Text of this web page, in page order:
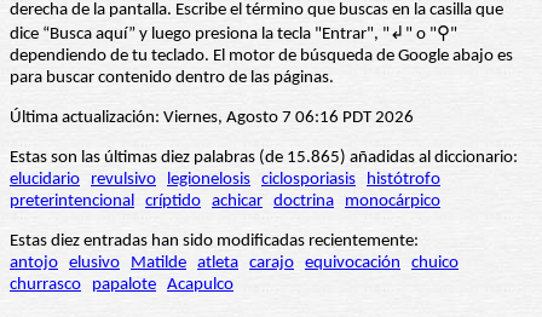
derecha de la pantalla. Escribe el término que buscas en la casilla que
dice “Busca aquí” y luego presiona la tecla "Entrar", "↲" o "⚲"
dependiendo de tu teclado. El motor de búsqueda de Google abajo es
para buscar contenido dentro de las páginas.
Última actualización: Viernes, Agosto 7 06:16 PDT 2026
Estas son las últimas diez palabras (de 15.865) añadidas al diccionario:
elucidario
revulsivo legionelosis ciclosporiasis
histótrofo
preterintencional críptido achicar doctrina monocárpico
Estas diez entradas han sido modificadas recientemente:
antojo elusivo Matilde atleta carajo equivocación
chuico
churrasco
papalote Acapulco